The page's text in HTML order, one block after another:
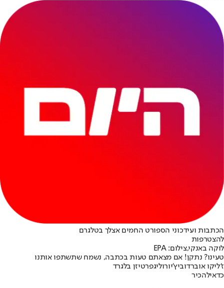
הכתבות ועידכוני הספורט החמים אצלך בטלגרם
להצטרפות
לוקה באנקי,צילום: EPA
טעינו? נתקן! אם מצאתם טעות בכתבה, נשמח שתשתפו אותנו
ז'ליקו אוברדוביץ'יורוליגפרטיזן בלגרד
כדאילהכיר